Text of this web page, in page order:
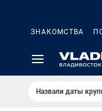
ЗНАКОМСТВА
Назвали даты